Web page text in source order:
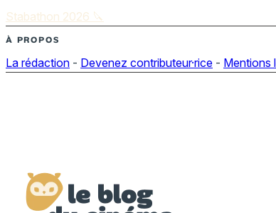
Stabathon 2026 🔪
À PROPOS
La rédaction - Devenez contributeur·rice - Mentions